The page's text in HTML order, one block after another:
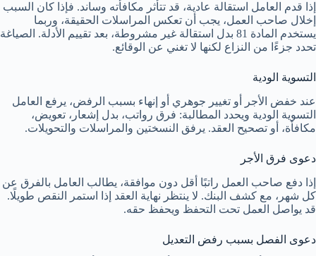
إذا قدم العامل استقالة عادية، قد تتأثر مكافأته وساند. فإذا كان السبب
إخلال صاحب العمل، يجب أن تعكس المراسلات الحقيقة، وربما
يستخدم المادة 81 بدل استقالة غير مشروطة، بعد تقييم الأدلة. الصياغة
تحدد جزءًا من النزاع لكنها لا تغني عن الوقائع.
التسوية الودية
عند خفض الأجر أو تغيير جوهري أو إنهاء بسبب الرفض، يرفع العامل
التسوية الودية ويحدد المطالبة: فرق رواتب، بدل إشعار، تعويض،
مكافأة، أو تصحيح العقد. يرفق النسختين والمراسلات والتحويلات.
دعوى فرق الأجر
إذا دفع صاحب العمل راتبًا أقل دون موافقة، يطالب العامل بالفرق عن
كل شهر، مع كشف البنك. لا ينتظر نهاية العقد إذا استمر النقص طويلًا.
قد يواصل العمل تحت التحفظ ويحفظ حقه.
دعوى الفصل بسبب رفض التعديل